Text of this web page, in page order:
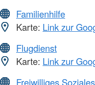
Familienhilfe
Karte: Link zur
Flugdienst
Karte: Link zur
Freiwilliges